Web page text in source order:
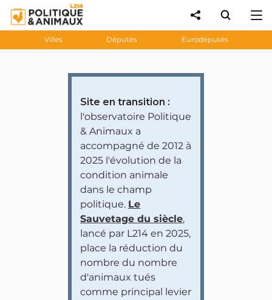
Villes Députés Eurodéputés
Site en transition :
l'observatoire Politique
& Animaux a
accompagné de 2012 à
2025 l'évolution de la
condition animale
dans le champ
politique. Le
Sauvetage du siècle,
lancé par L214 en 2025,
place la réduction du
nombre du nombre
d'animaux tués
comme principal levier